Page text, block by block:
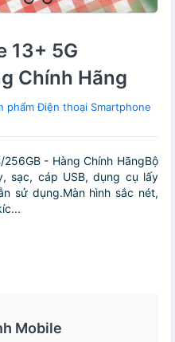
13+ 5G
Chính Hãng
phẩm Điện thoại Smartphone
- Hàng Chính HãngBộ
sạc, cáp USB, dụng cụ lấy
sử dụng.Màn hình sắc nét,
Mobile